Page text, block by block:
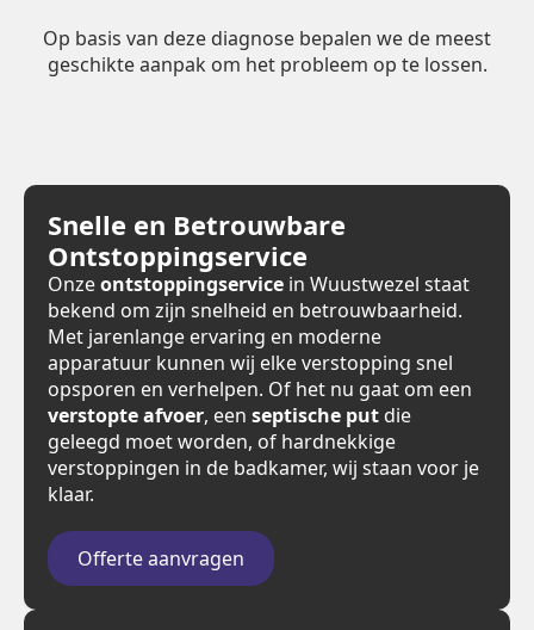
Op basis van deze diagnose bepalen we de meest
geschikte aanpak om het probleem op te lossen.
Snelle en Betrouwbare
Ontstoppingservice
Onzeontstoppingservice in Wuustwezel staat
bekend om zijn snelheid en betrouwbaarheid.
Met jarenlange ervaring en moderne
apparatuur kunnen wij elke verstopping snel
opsporen en verhelpen. Of het nu gaat om een
verstopte afvoer, een septische put die
geleegd moet worden, of hardnekkige
verstoppingen in de badkamer, wij staan voor je
klaar.
Offerte aanvragen